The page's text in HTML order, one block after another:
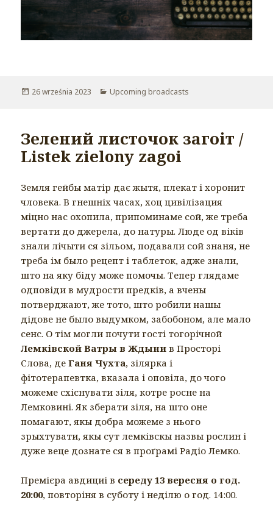
Opublikowano
26 września 2023 Kategorie
Upcoming broadcasts
Зелений листочок загоіт /
Listek zielony zagoi
Земля гейбы матір дає жытя, плекат і хоронит
чловека. В гнешніх часах, хоц цивілізация
міцно нас охопила, припоминаме сой, же треба
вертати до джерела, до натуры. Люде од віків
знали лічыти ся зільом, подавали сой знаня, не
треба ім было рецепт і таблеток, адже знали,
што на яку біду може помочы. Тепер глядаме
одповіди в мудрости предків, а вчены
потверджают, же тото, што робили нашы
дідове не было выдумком, забобоном, але мало
сенс. О тім могли почути гості тогорічной
Лемківской Ватры в Ждыни в Просторі
Слова, деГаня Чухта, зілярка і
фітотерапевтка, вказала і оповіла, до чого
можеме схіснувати зіля, котре росне на
Лемковині. Як зберати зіля, на што оне
помагают, якы добра можеме з нього
зрыхтувати, якы сут лемківскы назвы рослин і
дуже веце дознате ся в проґрамі Радіо Лемко.
Премієра авдициі в середу 13 вересня о год.
20:00, повторіня в суботу і неділю о год. 14:00.